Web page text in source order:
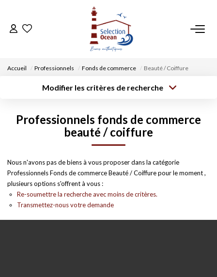
ACCUEIL
DÉPOSEZ VOTRE RECHERCHE
NOUS REJOINDRE
CONTACT
Accueil Professionnels Fonds de commerce Beauté / Coiffure
Modifier les critères de recherche
Type de bien
Surface min
Professionnels fonds de commerce
beauté / coiffure
Nous n'avons pas de biens à vous proposer dans la catégorie
Professionnels Fonds de commerce Beauté / Coiffure pour le moment ,
plusieurs options s'offrent à vous :
Re-soumettre la recherche avec moins de critères.
Transmettez-nous votre demande